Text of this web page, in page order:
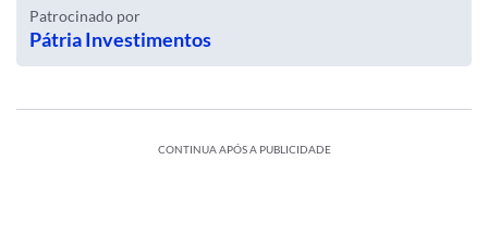
Patrocinado por
Pátria Investimentos
CONTINUA APÓS A PUBLICIDADE